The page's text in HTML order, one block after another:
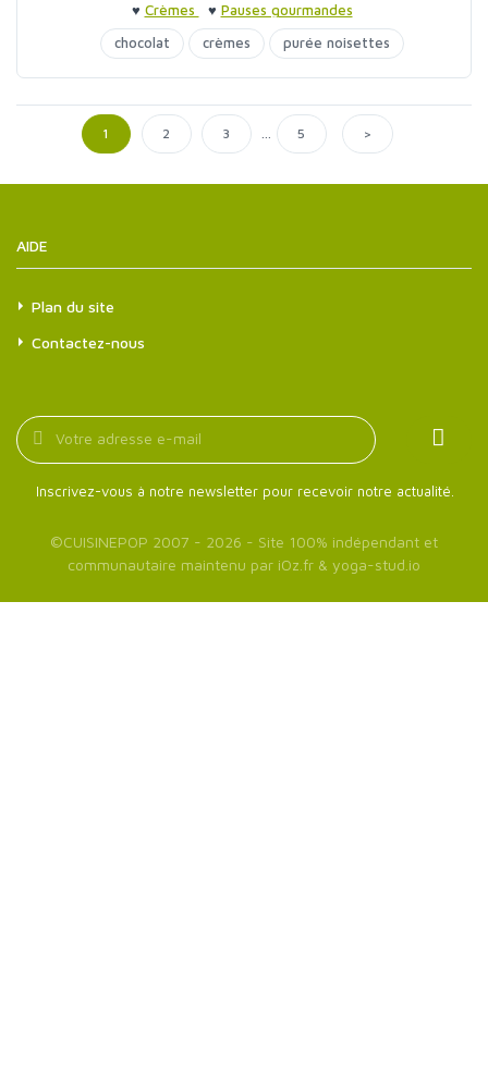
♥ Crèmes ♥ Pauses gourmandes
chocolat
crèmes purée noisettes
sirop d'agave
1 2 3 ... 5 >
AIDE
Plan du site
Contactez-nous
Inscrivez-vous à notre newsletter pour recevoir notre actualité.
©CUISINEPOP 2007 - 2026 - Site 100% indépendant et
communautaire maintenu par iOz.fr & yoga-stud.io